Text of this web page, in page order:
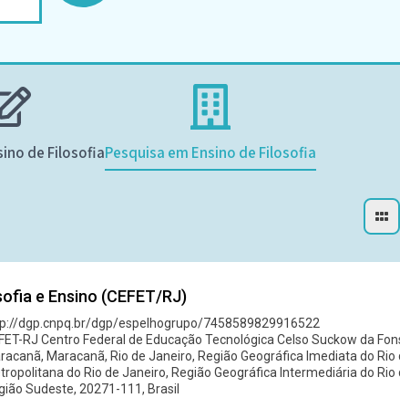
de FilosofiaPesquisa em Ensino de Filosofia
e Ensino (CEFET/RJ)
dgp.cnpq.br/dgp/espelhogrupo/7458589829916522
RJ Centro Federal de Educação Tecnológica Celso Suckow da
Maracanã, Rio de Janeiro, Região Geográfica Imediata do Rio
do Rio de Janeiro, Região Geográfica Intermediária do Rio
Sudeste, 20271-111, Brasil